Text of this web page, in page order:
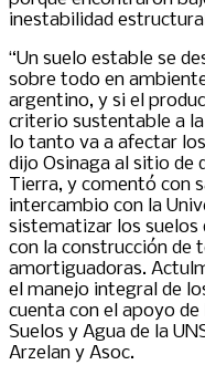
inestabilidad
“Un suelo estable se
sobre todo en
argentino, y si el
criterio sustentable a
lo tanto va a afectar
dijo Osinaga al sitio de
Tierra, y comentó con
intercambio con la
sistematizar los
con la construcción de
amortiguadoras.
el manejo integral de
cuenta con el apoyo
Suelos y Agua de la
Arzelan y Asoc.